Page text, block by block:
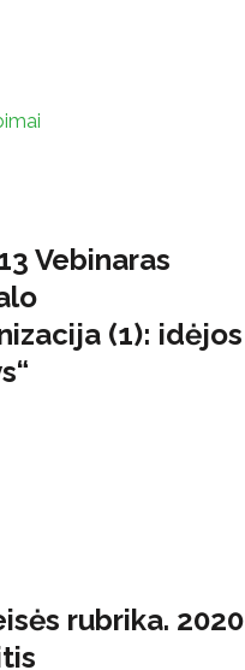
Vebinaras
(1): idėjos
rubrika. 2020